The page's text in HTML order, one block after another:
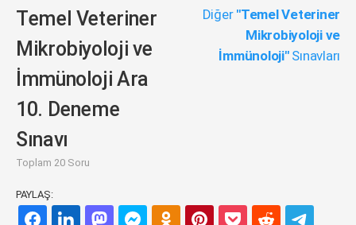
Temel Veteriner
Mikrobiyoloji ve
İmmünoloji Ara
10. Deneme
Sınavı
Toplam 20 Soru
Diğer "Temel Veteriner
Mikrobiyoloji ve
İmmünoloji"Sınavları
PAYLAŞ: